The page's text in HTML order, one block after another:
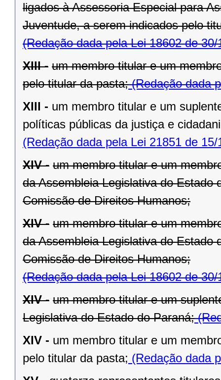
ligados à Assessoria Especial para
Juventude, a serem indicados pelo
(Redação dada pela Lei 18602 de 30/
XIII - um membro titular e um
pelo titular da pasta;(Redação dada
XIII - um membro titular e um
políticas públicas da justiça e
(Redação dada pela Lei 21851 de 15/
XIV - um membro titular e um
da Assembleia Legislativa do Estado
Comissão de Direitos Humanos;
XIV - um membro titular e um
da Assembleia Legislativa do Estado
Comissão de Direitos Humanos;
(Redação dada pela Lei 18602 de 30/
XIV - um membro titular e um
Legislativa do Estado do Paraná;
XIV - um membro titular e um
pelo titular da pasta; (Redação dada